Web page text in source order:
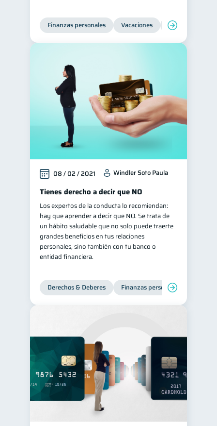
Consejos
Tarjeta de crédito
Ciberseguridad
Servicios
Derechos & Deberes 4
Cuenta Abandonada 2
Inversiones
Cuenta Inactiva
Finanzas Personales 1
Educación Financiera 1
Fraudes 1
Información financiera 1
inversiones
Salud mental 1 ahorro 1
Retiro
información financiera 1
Finanzas personales Vacaciones Organización
08 / 02 / 2021 Windler Soto Paula
Tienes derecho a decir que NO
Los expertos de la conducta lo recomiendan:
hay que aprender a decir que NO. Se trata de
un hábito saludable que no solo puede traerte
grandes beneficios en tus relaciones
personales, sino también con tu banco o
entidad financiera.
Derechos & Deberes Finanzas personales